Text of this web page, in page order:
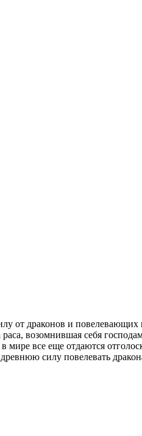
от драконов и повелевающих
возомнившая себя
все еще отдаются
силу повелевать